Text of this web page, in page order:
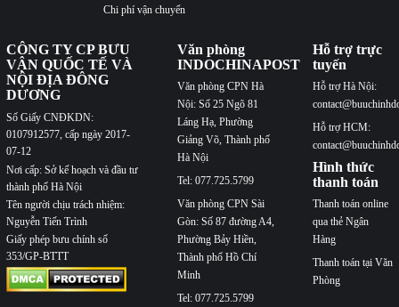
Chi phí vận chuyển
CÔNG TY CP BƯU
VẬN QUỐC TẾ VÀ
NỘI ĐỊA ĐÔNG
DƯƠNG
Số Giấy CNĐKDN:
0107912577, cấp ngày 2017-
07-12
Nơi cấp: Sở kế hoạch và đầu tư
thành phố Hà Nội
Tên người chịu trách nhiệm:
Nguyễn Tiến Trình
Giấy phép bưu chính số
353/GP-BTTT
Văn phòng
INDOCHINAPOST
Văn phòng CPN Hà
Nội: Số 25 Ngõ 81
Láng Hạ, Phường
Giảng Võ, Thành phố
Hà Nội
Tel: 077.725.5799
Văn phòng CPN Sài
Gòn: Số 87 đường A4,
Phường Bảy Hiền,
Thành phố Hồ Chí
Minh
Tel: 077.725.5799
Hỗ trợ trực
tuyến
Hỗ trợ Hà Nội:
Hỗ trợ HCM:
Hình thức
thanh toán
Thanh toán online
qua thẻ Ngân
Hàng
Thanh toán tại Văn
Phòng